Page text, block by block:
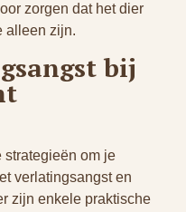
zorgen dat het dier
alleen zijn.
bij
om je
verlatingsangst en
zijn enkele praktische